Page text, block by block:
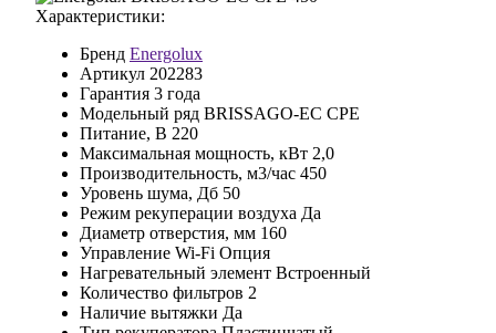
Характеристики:
Бренд Energolux
Артикул 202283
Гарантия 3 года
Модельный ряд BRISSAGO-EC CPE
Питание, В 220
Максимальная мощность, кВт 2,0
Производительность, м3/час 450
Уровень шума, Дб 50
Режим рекуперации воздуха Да
Диаметр отверстия, мм 160
Управление Wi-Fi Опция
Нагревательный элемент Встроенный
Количество фильтров 2
Наличие вытяжки Да